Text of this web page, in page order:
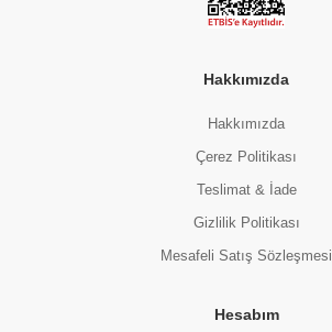
Hakkımızda
Hakkımızda
Çerez Politikası
Teslimat & İade
Gizlilik Politikası
Mesafeli Satış Sözleşmesi
Hesabım